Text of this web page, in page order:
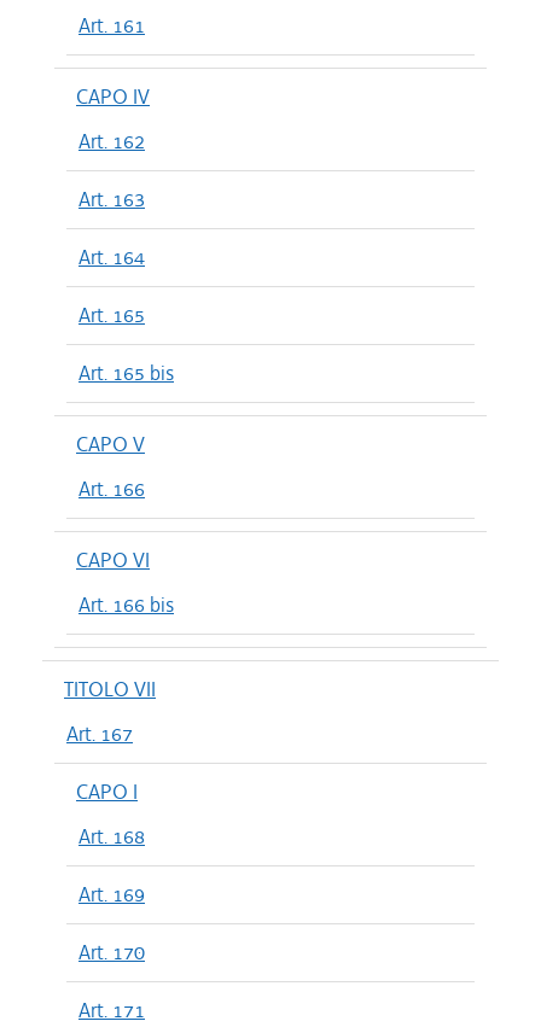
Art. 161
CAPO IV
Art. 162
Art. 163
Art. 164
Art. 165
Art. 165 bis
CAPO V
Art. 166
CAPO VI
Art. 166 bis
TITOLO VII
Art. 167
CAPO I
Art. 168
Art. 169
Art. 170
Art. 171